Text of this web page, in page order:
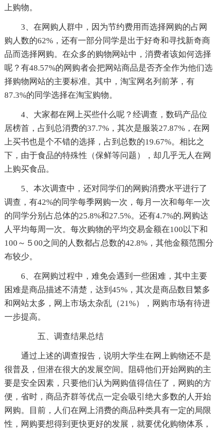
上购物。
3、在网购人群中，因为节约费用而选择网购的占网
购人数的62%，还有一部分同学是出于好奇和寻找新奇商
品而选择网购。在众多的购物网站中，消费者该如何选择
呢？有48.57%的网购者会把网站商品是否齐全作为他们选
择购物网站的主要标准。其中，淘宝网名列前茅，有
87.3%的同学选择在淘宝购物。
4、大家都在网上买些什么呢？经调查，数码产品位
居榜首，占到总消费的37.7%，其次是服装27.87%，在网
上买书也是个不错的选择，占到总数的19.67%。相比之
下，由于食品的特殊性（保鲜等问题），却几乎无人在网
上购买食品。
5、本次调查中，还对同学们的网购消费水平进行了
调查，有42%的同学每季网购一次，每月一次和每年一次
的同学分别占总体的25.8%和27.5%。还有4.7%的.网购达
人平均每周一次。每次购物的平均交易金额在100以下和
100～５00之间的人数都占总数的42.8%，其他金额范围分
布较少。
6、在网购过程中，难免会遇到一些困难，其中主要
困难是商品描述不清楚，达到45%，其次是商品数目繁多
和网站太多，网上市场太杂乱（21%），网购市场有待进
一步提高。
五、调查结果总结
通过上述的调查报告，说明大学生在网上购物还不是
很普及，但潜在很大的发展空间。阻碍他们开始网购的主
要是安全因素，只要他们认为网购值得信任了，网购的方
便，省时，商品齐群等优点一定会吸引绝大多数的人开始
网购。目前，人们在网上消费的商品种类具有一定的局限
性，网购要想得到更快更好的发展，就要优化购物体系，